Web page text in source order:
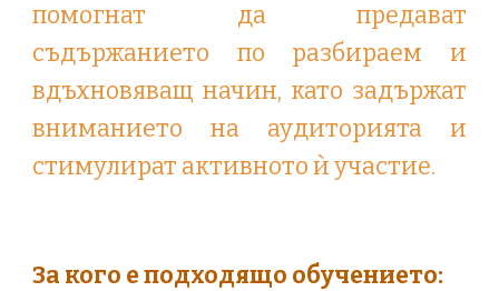
помогнат да предават
съдържанието по разбираем и
вдъхновяващ начин, като задържат
вниманието на аудиторията и
стимулират активното ѝ участие.
За кого е подходящо обучението: